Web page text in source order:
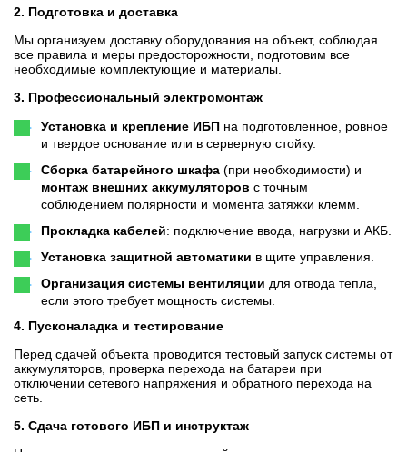
2. Подготовка и доставка
Мы организуем доставку оборудования на объект, соблюдая
все правила и меры предосторожности, подготовим все
необходимые комплектующие и материалы.
3. Профессиональный электромонтаж
Установка и крепление ИБП на подготовленное, ровное
и твердое основание или в серверную стойку.
Сборка батарейного шкафа (при необходимости) и
монтаж внешних аккумуляторов с точным
соблюдением полярности и момента затяжки клемм.
Прокладка кабелей: подключение ввода, нагрузки и АКБ.
Установка защитной автоматики в щите управления.
Организация системы вентиляции для отвода тепла,
если этого требует мощность системы.
4. Пусконаладка и тестирование
Перед сдачей объекта проводится тестовый запуск системы от
аккумуляторов, проверка перехода на батареи при
отключении сетевого напряжения и обратного перехода на
сеть.
5. Сдача готового ИБП и инструктаж